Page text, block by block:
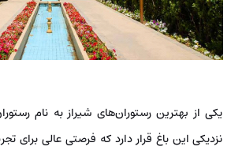
یکی از بهترین رستوران‌های شیراز به نام
نزدیکی این باغ قرار دارد که فرصتی عالی برای